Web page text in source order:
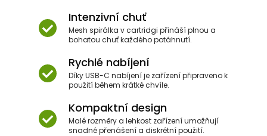
Intenzivní chuť
Mesh spirálka v cartridgi přináší plnou a
bohatou chuť každého potáhnutí.
Rychlé nabíjení
Díky USB-C nabíjení je zařízení připraveno k
použití během krátké chvíle.
Kompaktní design
Malé rozměry a lehkost zařízení umožňují
snadné přenášení a diskrétní použití.